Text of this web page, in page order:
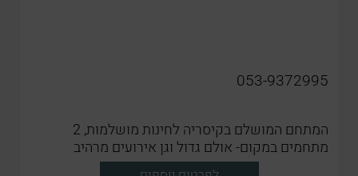
053-9372995
המתחם המושלם בקיסריה לחינות מושלמות, 2
מתחמים במקום- אולם גדול וגן אירועים מרהיב